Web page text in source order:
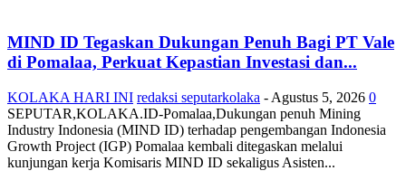
MIND ID Tegaskan Dukungan Penuh Bagi PT Vale
di Pomalaa, Perkuat Kepastian Investasi dan...
KOLAKA HARI INI redaksi seputarkolaka - Agustus 5, 2026 0
SEPUTAR,KOLAKA.ID-Pomalaa,Dukungan penuh Mining
Industry Indonesia (MIND ID) terhadap pengembangan Indonesia
Growth Project (IGP) Pomalaa kembali ditegaskan melalui
kunjungan kerja Komisaris MIND ID sekaligus Asisten...